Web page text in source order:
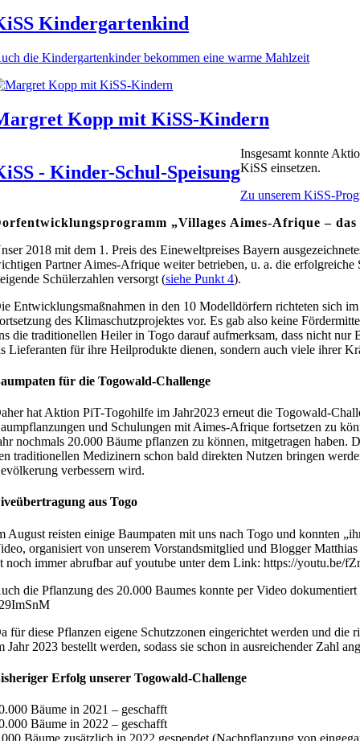
Kindergartenkind
die Kindergartenkinder bekommen eine warme Mahlzeit
Kopp mit KiSS-Kindern
- Kinder-Schul-Speisung
Insgesamt konnte
KiSS einsetzen.
Zu unserem KiSS-
„Villages Aimes-Afrique –
2018 mit dem 1. Preis des Eineweltpreises Bayern
Partner Aimes-Afrique weiter betrieben, u. a. die
Schülerzahlen versorgt (siehe Punkt 4).
Entwicklungsmaßnahmen in den 10 Modelldörfern richteten sich
des Klimaschutzprojektes vor. Es gab also keine
die traditionellen Heiler in Togo darauf aufmerksam, dass nicht
Lieferanten für ihre Heilprodukte dienen, sondern auch viele ihrer
für die Togowald-Challenge
hat Aktion PiT-Togohilfe im Jahr2023 erneut die Togowald-
und Schulungen mit Aimes-Afrique fortsetzen zu
nochmals 20.000 Bäume pflanzen zu können, mitgetragen
traditionellen Medizinern schon bald direkten Nutzen bringen
verbessern wird.
aus Togo
August reisten einige Baumpaten mit uns nach Togo und konnten
organisiert von unserem Vorstandsmitglied und Blogger
noch immer abrufbar auf youtube unter dem Link: https://youtu.be/
die Pflanzung des 20.000 Baumes konnte per Video
für diese Pflanzen eigene Schutzzonen eingerichtet werden und
Jahr 2023 bestellt werden, sodass sie schon in ausreichender Zahl
Erfolg unserer Togowald-Challenge
Bäume in 2021 – geschafft
Bäume in 2022 – geschafft